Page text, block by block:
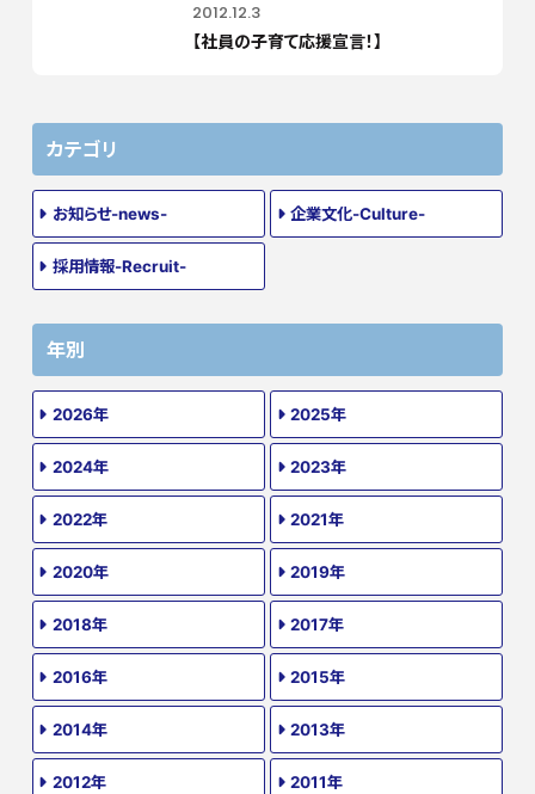
2012.12.3
【社員の子育て応援宣言！】
カテゴリ
お知らせ-news- 企業文化-Culture-
採用情報-Recruit-
年別
2026年 2025年
2024年 2023年
2022年 2021年
2020年 2019年
2018年 2017年
2016年 2015年
2014年 2013年
2012年 2011年